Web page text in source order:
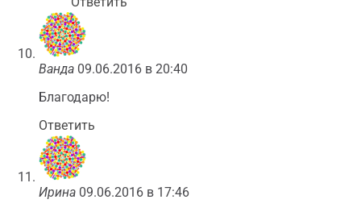
Ванда 09.06.2016 в 20:40
Благодарю!
Ответить
Ирина 09.06.2016 в 17:46